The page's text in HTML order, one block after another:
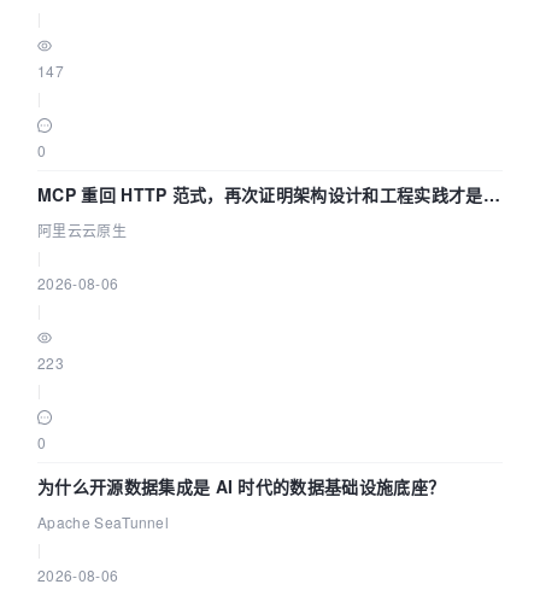
147
0
MCP 重回 HTTP 范式，再次证明架构设计和工程实践才是稀
缺资源
阿里云云原生
2026-08-06
223
0
为什么开源数据集成是 AI 时代的数据基础设施底座？
Apache SeaTunnel
2026-08-06